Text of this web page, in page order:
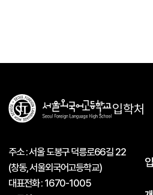
입학처
주소 : 서울 도봉구 덕릉로66길 22
(창동, 서울외국어고등학교)
대표전화 : 1670-1005